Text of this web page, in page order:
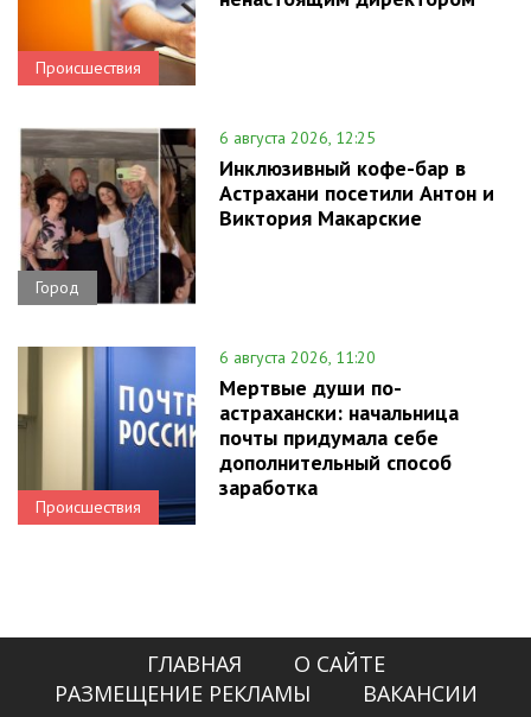
Происшествия
Город
6 августа 2026, 12:25
Инклюзивный кофе-бар в
Астрахани посетили Антон и
Виктория Макарские
Происшествия
6 августа 2026, 11:20
Мертвые души по-
астрахански: начальница
почты придумала себе
дополнительный способ
заработка
ГЛАВНАЯ
О САЙТЕ
РАЗМЕЩЕНИЕ РЕКЛАМЫ
ВАКАНСИИ